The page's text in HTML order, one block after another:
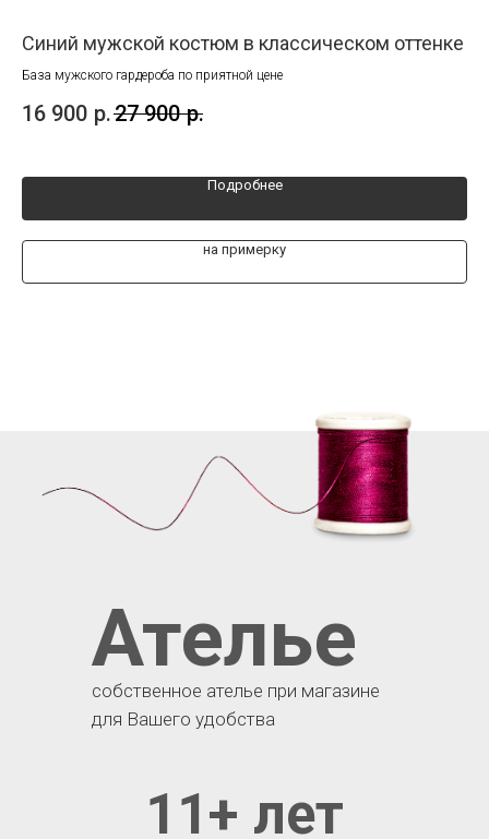
Синий мужской костюм в классическом оттенке
База мужского гардероба по приятной цене
16 900 р.27 900 р.
Подробнее
на примерку
11+ лет
Ателье
собственное ателье при магазине
для Вашего удобства